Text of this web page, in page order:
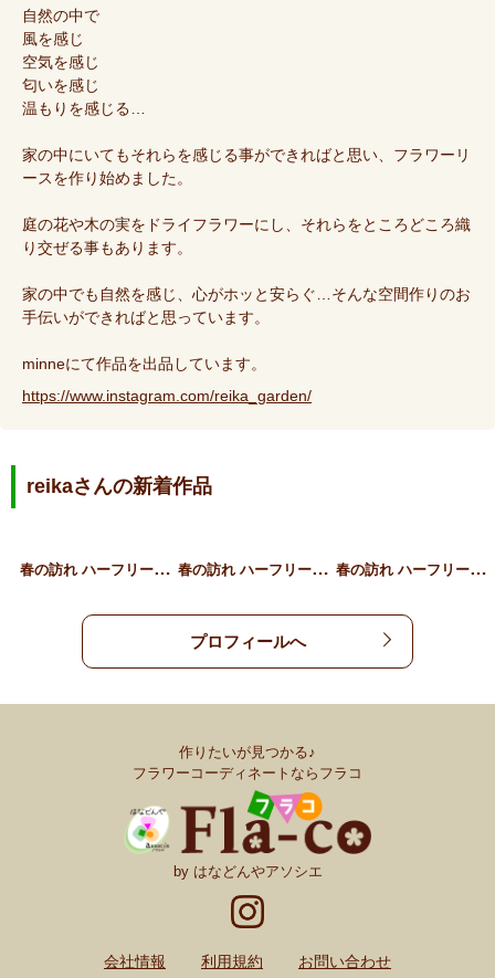
自然の中で
風を感じ
空気を感じ
匂いを感じ
温もりを感じる…
家の中にいてもそれらを感じる事ができればと思い、フラワーリ
ースを作り始めました。
庭の花や木の実をドライフラワーにし、それらをところどころ織
り交ぜる事もあります。
家の中でも自然を感じ、心がホッと安らぐ…そんな空間作りのお
手伝いができればと思っています。
minneにて作品を出品しています。
https://www.instagram.com/reika_garden/
reikaさんの新着作品
春
の訪れ ハーフリース グ… 春
の訪れ ハーフリース ピ… 春
の訪れ ハーフリース グ…
プロフィールへ
作りたいが見つかる♪
フラワーコーディネートならフラコ
by はなどんやアソシエ
会社情報 利用規約 お問い合わせ